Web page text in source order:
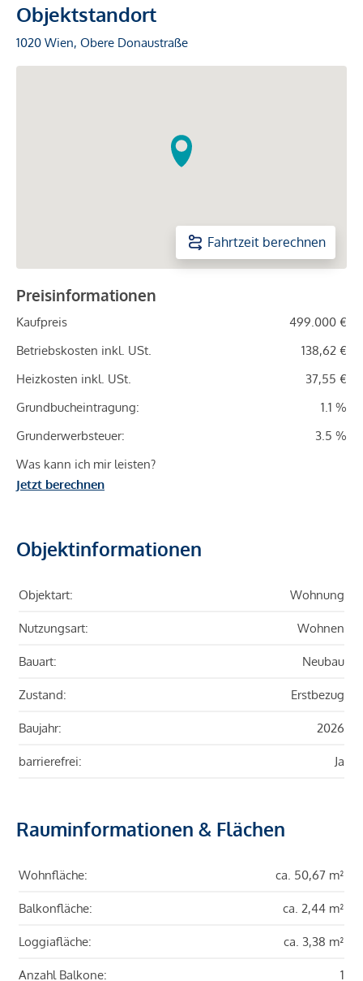
Objektstandort
1020 Wien, Obere Donaustraße
Fahrtzeit berechnen
Preisinformationen
Kaufpreis
499.000 €
Betriebskosten inkl. USt.
138,62 €
Heizkosten inkl. USt.
37,55 €
Grundbucheintragung:
1.1 %
Grunderwerbsteuer:
3.5 %
Was kann ich mir leisten?
Jetzt berechnen
Objektinformationen
Objektart: Wohnung
Nutzungsart: Wohnen
Bauart: Neubau
Zustand: Erstbezug
Baujahr: 2026
barrierefrei: Ja
Rauminformationen & Flächen
Wohnfläche: ca. 50,67 m²
Balkonfläche: ca. 2,44 m²
Loggiafläche: ca. 3,38 m²
Anzahl Balkone: 1